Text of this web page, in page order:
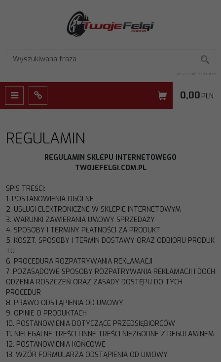
WSZYSTKIE PRODUKTY
Menu Panel 0,00 PLN
REGULAMIN
REGULAMIN SKLEPU INTERNETOWEGO
TWOJEFELGI.COM.PL
SPIS TREŚCI:
1. POSTANOWIENIA OGÓLNE
2. USŁUGI ELEKTRONICZNE W SKLEPIE INTERNETOWYM
3. WARUNKI ZAWIERANIA UMOWY SPRZEDAŻY
4. SPOSOBY I TERMINY PŁATNOŚCI ZA PRODUKT
5. KOSZT, SPOSOBY I TERMIN DOSTAWY ORAZ ODBIORU PRODUK
TU
6. PROCEDURA ROZPATRYWANIA REKLAMACJI
7. POZASĄDOWE SPOSOBY ROZPATRYWANIA REKLAMACJI I DOCH
ODZENIA ROSZCZEŃ ORAZ ZASADY DOSTĘPU DO TYCH
PROCEDUR
8. PRAWO ODSTĄPIENIA OD UMOWY
9. OPINIE O PRODUKTACH
10. POSTANOWIENIA DOTYCZĄCE PRZEDSIĘBIORCÓW
11. NIELEGALNE TREŚCI I INNE TREŚCI NIEZGODNE Z REGULAMINEM
12. POSTANOWIENIA KOŃCOWE
13. WZÓR FORMULARZA ODSTĄPIENIA OD UMOWY